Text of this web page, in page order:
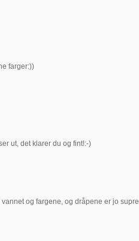
farger:))
ut, det klarer du og fint!:-)
og fargene, og dråpene er jo supre.